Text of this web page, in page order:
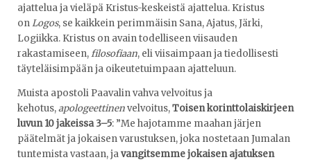
ajattelua ja vieläpä Kristus-keskeistä ajattelua. Kristus
onLogos, se kaikkein perimmäisin Sana, Ajatus, Järki,
Logiikka. Kristus on avain todelliseen viisauden
rakastamiseen,filosofiaan, eli viisaimpaan ja tiedollisesti
täyteläisimpään ja oikeutetuimpaan ajatteluun.
Muista apostoli Paavalin vahva velvoitus ja
kehotus,apologeettinenvelvoitus,Toisen korinttolaiskirjeen
luvun 10 jakeissa 3–5: ”Me hajotamme maahan järjen
päätelmät ja jokaisen varustuksen, joka nostetaan Jumalan
tuntemista vastaan, javangitsemme jokaisen ajatuksen